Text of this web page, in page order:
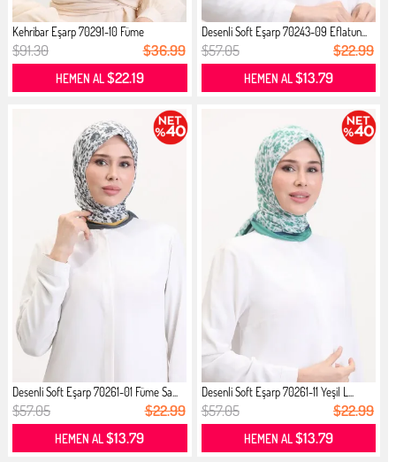
Kehribar Eşarp 70291-10 Füme
$91.30 $36.99
HEMEN AL$22.19
Desenli Soft Eşarp 70243-09 Eflatun...
$57.05 $22.99
HEMEN AL$13.79
Desenli Soft Eşarp 70261-01 Füme Sa...
$57.05 $22.99
HEMEN AL$13.79
Desenli Soft Eşarp 70261-11 Yeşil L...
$57.05 $22.99
HEMEN AL$13.79